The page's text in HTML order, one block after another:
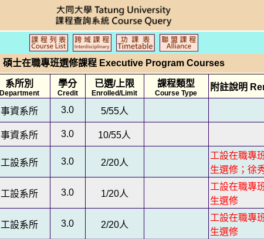
碩士在職專班選修課程 Executive Program Courses
系所別
Department
學分
Credit
已選/上限
Enrolled/Limit
課程類型
Course Type
附註說明
事資系所 3.0 5/55人
事資系所 3.0 10/55人
工設系所 3.0 2/20人
工設在職專
生選修；徐
工設系所 3.0 1/20人
工設在職專
生選修
工設系所 3.0 2/20人
工設在職專
生選修